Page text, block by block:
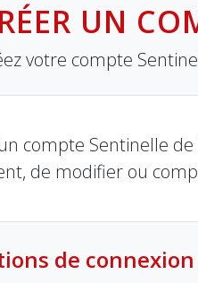
UN
votre compte
compte Sentinelle
de modifier ou
de connexion